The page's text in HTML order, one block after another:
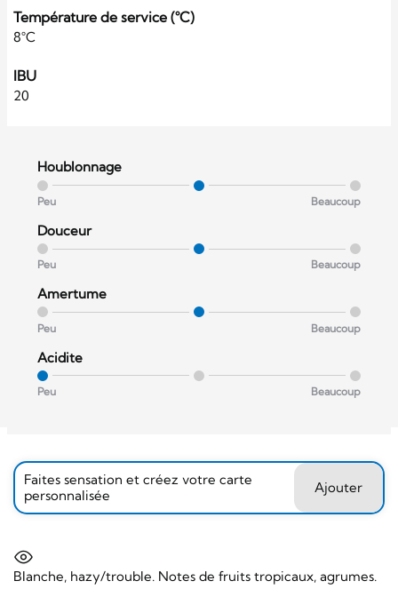
Température de service (°C)
8°C
IBU
20
Houblonnage
Peu Beaucoup
Douceur
Peu Beaucoup
Amertume
Peu Beaucoup
Acidite
Peu Beaucoup
Faites sensation et créez votre carte
personnalisée
Ajouter
Blanche, hazy/trouble. Notes de fruits tropicaux, agrumes.